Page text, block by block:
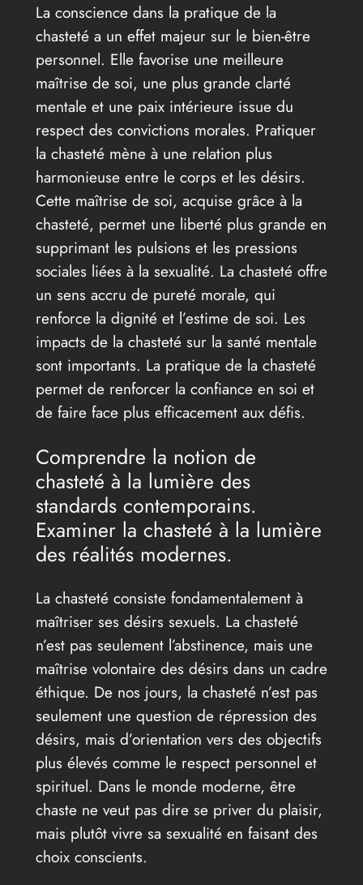
La conscience dans la pratique de la
chasteté a un effet majeur sur le bien-être
personnel. Elle favorise une meilleure
maîtrise de soi, une plus grande clarté
mentale et une paix intérieure issue du
respect des convictions morales. Pratiquer
la chasteté mène à une relation plus
harmonieuse entre le corps et les désirs.
Cette maîtrise de soi, acquise grâce à la
chasteté, permet une liberté plus grande en
supprimant les pulsions et les pressions
sociales liées à la sexualité. La chasteté offre
un sens accru de pureté morale, qui
renforce la dignité et l’estime de soi. Les
impacts de la chasteté sur la santé mentale
sont importants. La pratique de la chasteté
permet de renforcer la confiance en soi et
de faire face plus efficacement aux défis.
Comprendre la notion de
chasteté à la lumière des
standards contemporains.
Examiner la chasteté à la lumière
des réalités modernes.
La chasteté consiste fondamentalement à
maîtriser ses désirs sexuels. La chasteté
n’est pas seulement l’abstinence, mais une
maîtrise volontaire des désirs dans un cadre
éthique. De nos jours, la chasteté n’est pas
seulement une question de répression des
désirs, mais d’orientation vers des objectifs
plus élevés comme le respect personnel et
spirituel. Dans le monde moderne, être
chaste ne veut pas dire se priver du plaisir,
mais plutôt vivre sa sexualité en faisant des
choix conscients.